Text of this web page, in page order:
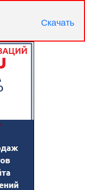
Скачать